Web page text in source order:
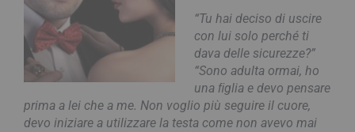
“Tu hai deciso di uscire
con lui solo perché ti
dava delle sicurezze?”
“Sono adulta ormai, ho
una ﬁglia e devo pensare
prima a lei che a me. Non voglio più seguire il cuore,
devo iniziare a utilizzare la testa come non avevo mai